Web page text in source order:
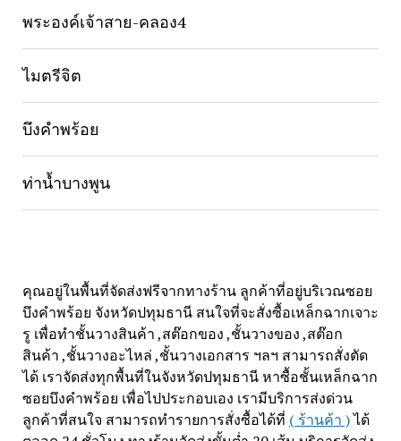
พระองค์เจ้าสาย-คลอง4
ไมตรีจิต
บึงคำพร้อย
ท่าน้ำบางพูน
คุณอยู่ในพื้นที่จัดส่งฟรีจากทางร้าน ลูกค้าที่อยู่บริเวณซอย
บึงคำพร้อย จังหวัดปทุมธานี สนใจที่จะสั่งซื้อเหล็กฉากเจาะ
รู เพื่อทำชั้นวางสินค้า ,สต๊อกของ ,ชั้นวางของ ,สต๊อก
สินค้า ,ชั้นวางอะไหล่ ,ชั้นวางเอกสาร ฯลฯ สามารถสั่งตัด
ได้ เราจัดส่งทุกพื้นที่ในจังหวัดปทุมธานี หาซื้อชั้นเหล็กฉาก
ซอยบึงคำพร้อย เพื่อไปประกอบเอง เรามีบริการส่งด่วน
ลูกค้าที่สนใจ สามารถทำรายการสั่งซื้อได้ที่ ( ร้านค้า )ได้